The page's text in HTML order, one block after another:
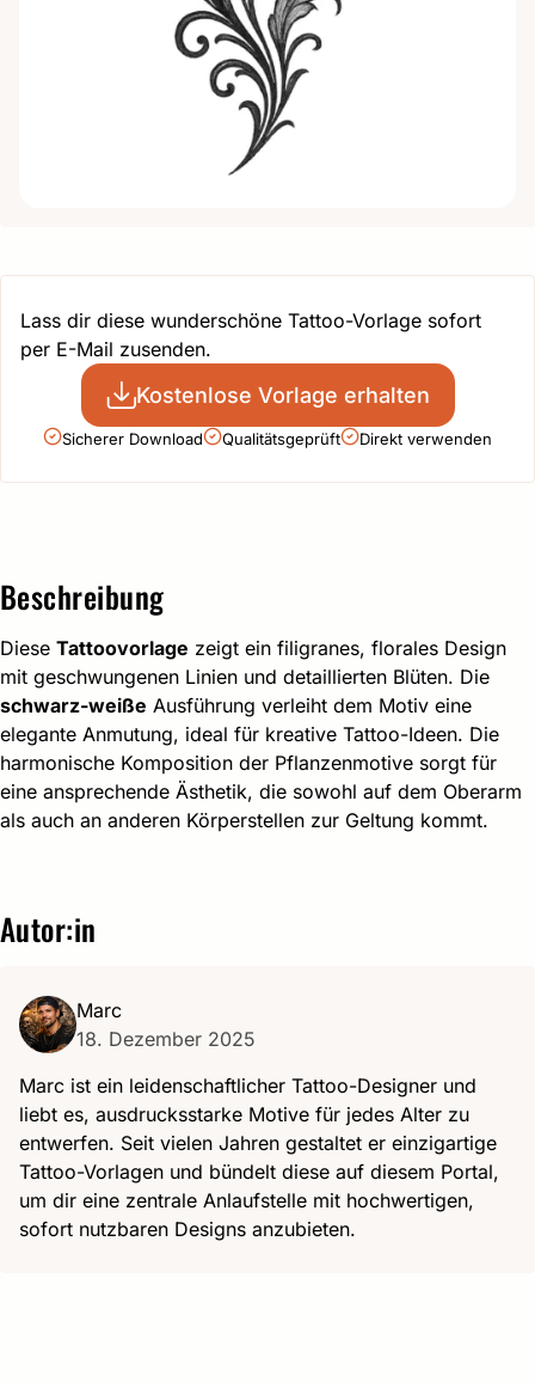
Lass dir diese wunderschöne Tattoo-Vorlage sofort
per E-Mail zusenden.
Kostenlose Vorlage erhalten
Sicherer Download Qualitätsgeprüft Direkt verwenden
Beschreibung
Diese Tattoovorlage zeigt ein filigranes, florales Design
mit geschwungenen Linien und detaillierten Blüten. Die
schwarz-weiße Ausführung verleiht dem Motiv eine
elegante Anmutung, ideal für kreative Tattoo-Ideen. Die
harmonische Komposition der Pflanzenmotive sorgt für
eine ansprechende Ästhetik, die sowohl auf dem Oberarm
als auch an anderen Körperstellen zur Geltung kommt.
Autor:in
Marc
18. Dezember 2025
Marc ist ein leidenschaftlicher Tattoo-Designer und
liebt es, ausdrucksstarke Motive für jedes Alter zu
entwerfen. Seit vielen Jahren gestaltet er einzigartige
Tattoo-Vorlagen und bündelt diese auf diesem Portal,
um dir eine zentrale Anlaufstelle mit hochwertigen,
sofort nutzbaren Designs anzubieten.